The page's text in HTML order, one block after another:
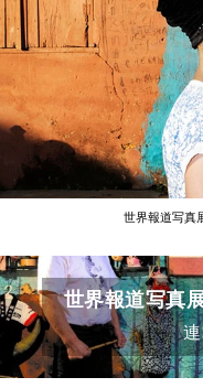
世界報道写真
世界報道写真